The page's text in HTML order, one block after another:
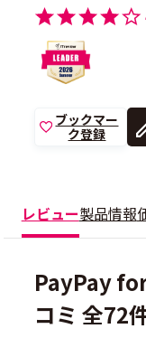
ブックマー
ク登録
レビュー製品情報
PayPay
コミ 全72